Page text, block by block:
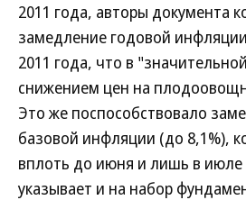
2011 года, авторы документа
замедление годовой
2011 года, что в
снижением цен на
Это же поспособствовало
базовой инфляции (до 8,1%),
вплоть до июня и лишь в
указывает и на набор